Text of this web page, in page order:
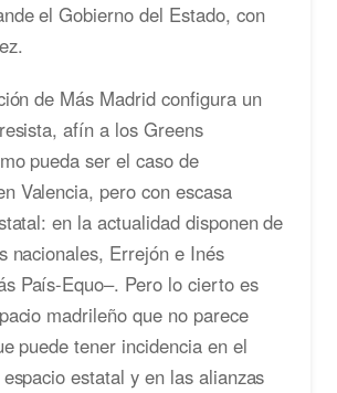
el Gobierno del Estado, con
de Más Madrid configura un
afín a los Greens
pueda ser el caso de
Valencia, pero con escasa
en la actualidad disponen de
nacionales, Errejón e Inés
País-Equo–. Pero lo cierto es
madrileño que no parece
puede tener incidencia en el
estatal y en las alianzas